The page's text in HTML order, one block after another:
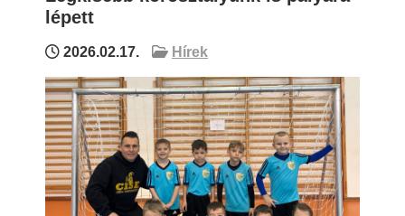
lépett
2026.02.17. Hírek